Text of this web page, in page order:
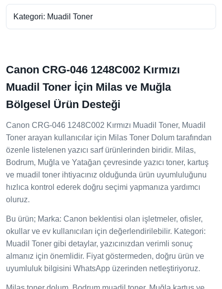
Kategori: Muadil Toner
Canon CRG-046 1248C002 Kırmızı
Muadil Toner İçin Milas ve Muğla
Bölgesel Ürün Desteği
Canon CRG-046 1248C002 Kırmızı Muadil Toner, Muadil
Toner arayan kullanıcılar için Milas Toner Dolum tarafından
özenle listelenen yazıcı sarf ürünlerinden biridir. Milas,
Bodrum, Muğla ve Yatağan çevresinde yazıcı toner, kartuş
ve muadil toner ihtiyacınız olduğunda ürün uyumluluğunu
hızlıca kontrol ederek doğru seçimi yapmanıza yardımcı
oluruz.
Bu ürün; Marka: Canon beklentisi olan işletmeler, ofisler,
okullar ve ev kullanıcıları için değerlendirilebilir. Kategori:
Muadil Toner gibi detaylar, yazıcınızdan verimli sonuç
almanız için önemlidir. Fiyat göstermeden, doğru ürün ve
uyumluluk bilgisini WhatsApp üzerinden netleştiriyoruz.